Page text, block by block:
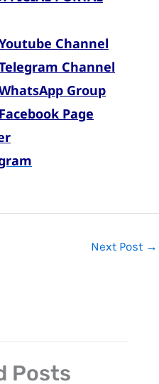
Channel
Channel
Group
Page
Next Post →
Posts